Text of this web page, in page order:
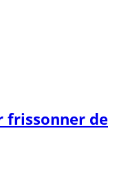
frissonner de